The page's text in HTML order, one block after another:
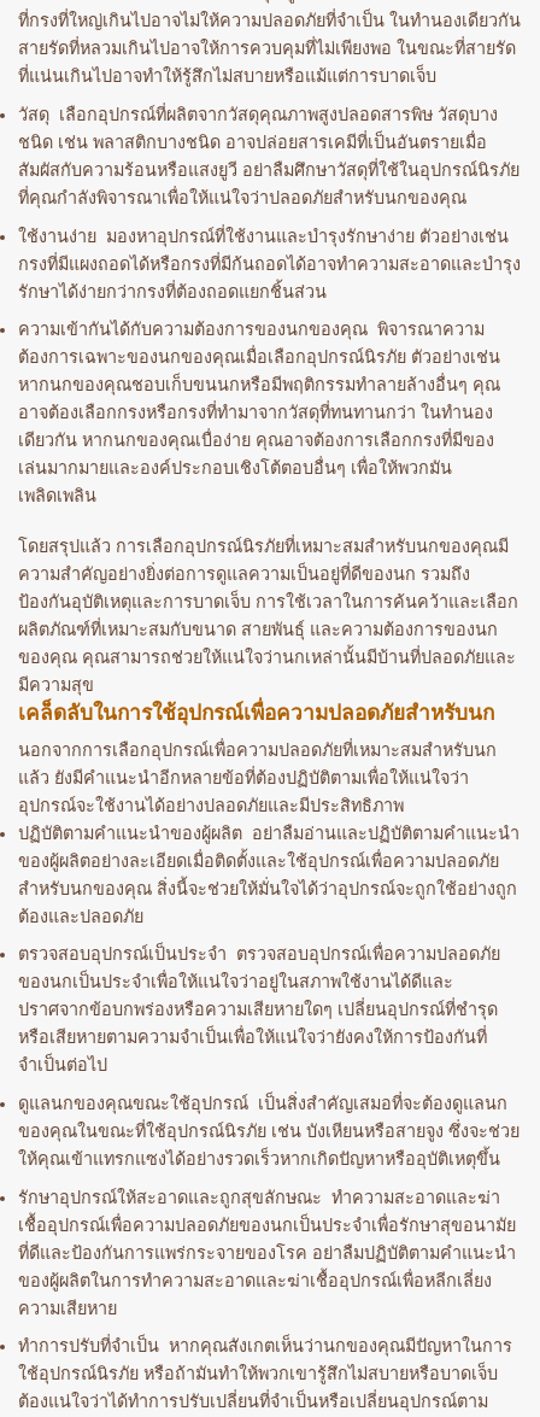
ที่กรงที่ใหญ่เกินไปอาจไม่ให้ความปลอดภัยที่จำเป็น ในทำนองเดียวกัน
สายรัดที่หลวมเกินไปอาจให้การควบคุมที่ไม่เพียงพอ ในขณะที่สายรัด
ที่แน่นเกินไปอาจทำให้รู้สึกไม่สบายหรือแม้แต่การบาดเจ็บ
วัสดุ เลือกอุปกรณ์ที่ผลิตจากวัสดุคุณภาพสูงปลอดสารพิษ วัสดุบาง
ชนิด เช่น พลาสติกบางชนิด อาจปล่อยสารเคมีที่เป็นอันตรายเมื่อ
สัมผัสกับความร้อนหรือแสงยูวี อย่าลืมศึกษาวัสดุที่ใช้ในอุปกรณ์นิรภัย
ที่คุณกำลังพิจารณาเพื่อให้แน่ใจว่าปลอดภัยสำหรับนกของคุณ
ใช้งานง่าย มองหาอุปกรณ์ที่ใช้งานและบำรุงรักษาง่าย ตัวอย่างเช่น
กรงที่มีแผงถอดได้หรือกรงที่มีก้นถอดได้อาจทำความสะอาดและบำรุง
รักษาได้ง่ายกว่ากรงที่ต้องถอดแยกชิ้นส่วน
ความเข้ากันได้กับความต้องการของนกของคุณ พิจารณาความ
ต้องการเฉพาะของนกของคุณเมื่อเลือกอุปกรณ์นิรภัย ตัวอย่างเช่น
หากนกของคุณชอบเก็บขนนกหรือมีพฤติกรรมทำลายล้างอื่นๆ คุณ
อาจต้องเลือกกรงหรือกรงที่ทำมาจากวัสดุที่ทนทานกว่า ในทำนอง
เดียวกัน หากนกของคุณเบื่อง่าย คุณอาจต้องการเลือกกรงที่มีของ
เล่นมากมายและองค์ประกอบเชิงโต้ตอบอื่นๆ เพื่อให้พวกมัน
เพลิดเพลิน
โดยสรุปแล้ว การเลือกอุปกรณ์นิรภัยที่เหมาะสมสำหรับนกของคุณมี
ความสำคัญอย่างยิ่งต่อการดูแลความเป็นอยู่ที่ดีของนก รวมถึง
ป้องกันอุบัติเหตุและการบาดเจ็บ การใช้เวลาในการค้นคว้าและเลือก
ผลิตภัณฑ์ที่เหมาะสมกับขนาด สายพันธุ์ และความต้องการของนก
ของคุณ คุณสามารถช่วยให้แน่ใจว่านกเหล่านั้นมีบ้านที่ปลอดภัยและ
มีความสุข
เคล็ดลับในการใช้อุปกรณ์เพื่อความปลอดภัยสำหรับนก
นอกจากการเลือกอุปกรณ์เพื่อความปลอดภัยที่เหมาะสมสำหรับนก
แล้ว ยังมีคำแนะนำอีกหลายข้อที่ต้องปฏิบัติตามเพื่อให้แน่ใจว่า
อุปกรณ์จะใช้งานได้อย่างปลอดภัยและมีประสิทธิภาพ
ปฏิบัติตามคำแนะนำของผู้ผลิต อย่าลืมอ่านและปฏิบัติตามคำแนะนำ
ของผู้ผลิตอย่างละเอียดเมื่อติดตั้งและใช้อุปกรณ์เพื่อความปลอดภัย
สำหรับนกของคุณ สิ่งนี้จะช่วยให้มั่นใจได้ว่าอุปกรณ์จะถูกใช้อย่างถูก
ต้องและปลอดภัย
ตรวจสอบอุปกรณ์เป็นประจำ ตรวจสอบอุปกรณ์เพื่อความปลอดภัย
ของนกเป็นประจำเพื่อให้แน่ใจว่าอยู่ในสภาพใช้งานได้ดีและ
ปราศจากข้อบกพร่องหรือความเสียหายใดๆ เปลี่ยนอุปกรณ์ที่ชำรุด
หรือเสียหายตามความจำเป็นเพื่อให้แน่ใจว่ายังคงให้การป้องกันที่
จำเป็นต่อไป
ดูแลนกของคุณขณะใช้อุปกรณ์ เป็นสิ่งสำคัญเสมอที่จะต้องดูแลนก
ของคุณในขณะที่ใช้อุปกรณ์นิรภัย เช่น บังเหียนหรือสายจูง ซึ่งจะช่วย
ให้คุณเข้าแทรกแซงได้อย่างรวดเร็วหากเกิดปัญหาหรืออุบัติเหตุขึ้น
รักษาอุปกรณ์ให้สะอาดและถูกสุขลักษณะ ทำความสะอาดและฆ่า
เชื้ออุปกรณ์เพื่อความปลอดภัยของนกเป็นประจำเพื่อรักษาสุขอนามัย
ที่ดีและป้องกันการแพร่กระจายของโรค อย่าลืมปฏิบัติตามคำแนะนำ
ของผู้ผลิตในการทำความสะอาดและฆ่าเชื้ออุปกรณ์เพื่อหลีกเลี่ยง
ความเสียหาย
ทำการปรับที่จำเป็น หากคุณสังเกตเห็นว่านกของคุณมีปัญหาในการ
ใช้อุปกรณ์นิรภัย หรือถ้ามันทำให้พวกเขารู้สึกไม่สบายหรือบาดเจ็บ
ต้องแน่ใจว่าได้ทำการปรับเปลี่ยนที่จำเป็นหรือเปลี่ยนอุปกรณ์ตาม